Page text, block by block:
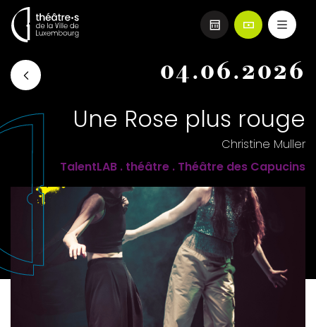
Aller
au
contenu
principal
04.06.2026
Une Rose plus rouge
Christine Muller
TalentLAB . théâtre . Théâtre des Capucins